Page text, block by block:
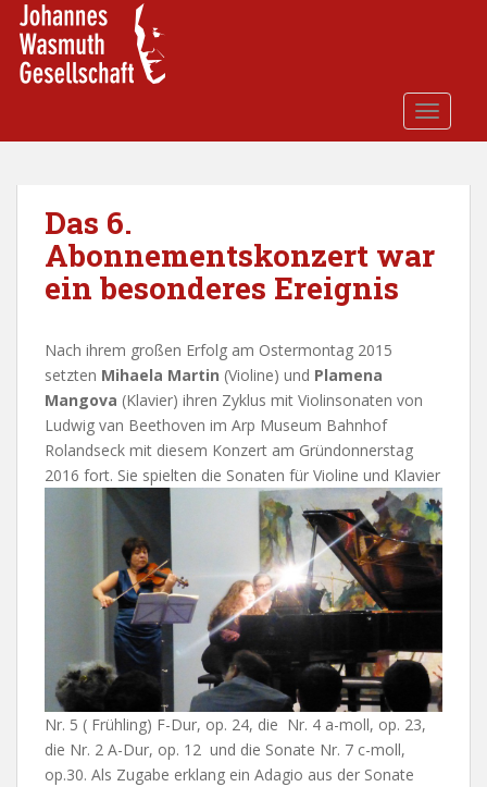
o
Das 6.
Abonnementskonzert war
ein besonderes Ereignis
Nach ihrem großen Erfolg am Ostermontag 2015
setzten Mihaela Martin (Violine) und Plamena
Mangova (Klavier) ihren Zyklus mit Violinsonaten von
Ludwig van Beethoven im Arp Museum Bahnhof
Rolandseck mit diesem Konzert am Gründonnerstag
2016 fort. Sie spielten die Sonaten für Violine und Klavier
Nr. 5 ( Frühling) F-Dur, op. 24, die Nr. 4 a-moll, op. 23,
die Nr. 2 A-Dur, op. 12 und die Sonate Nr. 7 c-moll,
op.30. Als Zugabe erklang ein Adagio aus der Sonate